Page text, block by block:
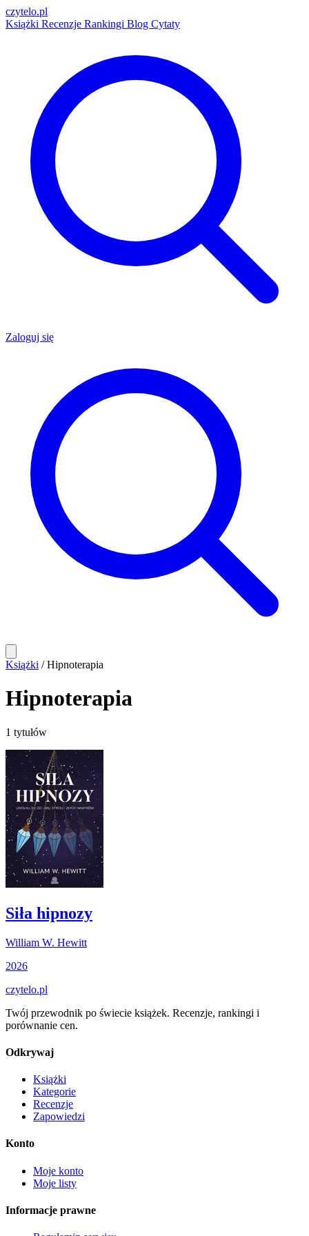
czytelo.pl
Książki Recenzje Rankingi Blog Cytaty
Zaloguj się
Książki / Hipnoterapia
Hipnoterapia
1 tytułów
Siła hipnozy
William W. Hewitt
2026
czytelo.pl
Twój przewodnik po świecie książek. Recenzje, rankingi i
porównanie cen.
Odkrywaj
Książki
Kategorie
Recenzje
Zapowiedzi
Konto
Moje konto
Moje listy
Informacje prawne